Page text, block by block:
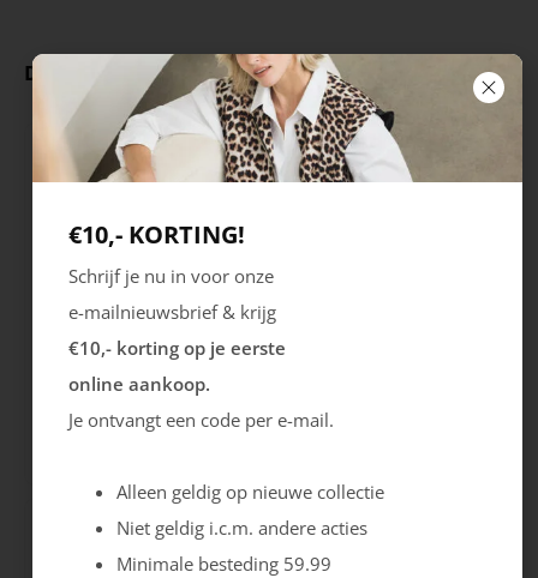
Deze producten ga je leuk vinden
Rieker
Cristallino Roma
€10,- KORTING!
Schrijf je nu in voor onze
e-mailnieuwsbrief & krijg
€10,- korting op je eerste
online aankoop.
Je ontvangt een code per e-mail.
Alleen geldig op nieuwe collectie
Niet geldig i.c.m. andere acties
Minimale besteding 59.99